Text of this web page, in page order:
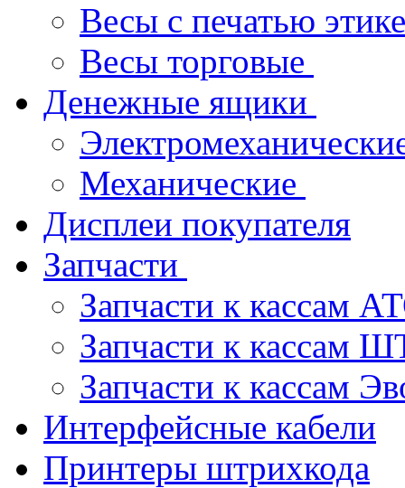
Весы с печатью
Весы торговые
Денежные ящики
Механические
Дисплеи покупателя
Запчасти
Запчасти к кассам
Запчасти к кассам
Запчасти к кассам
Интерфейсные кабели
Принтеры штрихкода